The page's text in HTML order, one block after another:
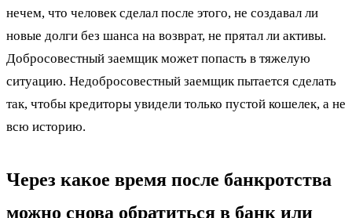
нечем, что человек сделал после этого, не создавал ли
новые долги без шанса на возврат, не прятал ли активы.
Добросовестный заемщик может попасть в тяжелую
ситуацию. Недобросовестный заемщик пытается сделать
так, чтобы кредиторы увидели только пустой кошелек, а не
всю историю.
Через какое время после банкротства
можно снова обратиться в банк или